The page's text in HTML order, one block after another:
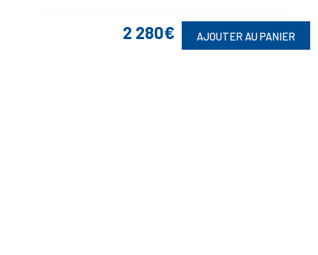
2 280€ AJOUTER AU PANIER